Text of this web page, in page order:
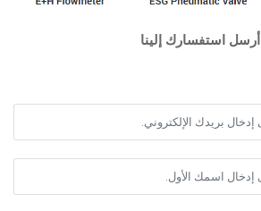
أرسل استفسارك إلينا